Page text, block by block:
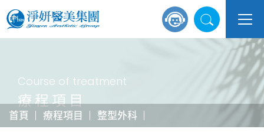
Course of treatment
療程項目
首頁 療程項目 整型外科